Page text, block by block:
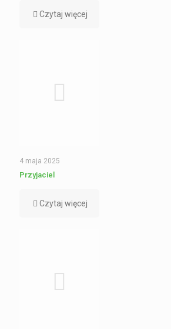
Czytaj więcej
4 maja 2025
Przyjaciel
Czytaj więcej